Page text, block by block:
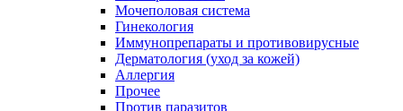
Мочеполовая система
Гинекология
Иммунопрепараты и противовирусные
Дерматология (уход за кожей)
Аллергия
Прочее
Против паразитов